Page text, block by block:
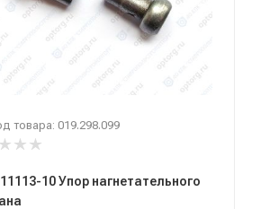
товара: 019.298.099
10 Упор нагнетательного